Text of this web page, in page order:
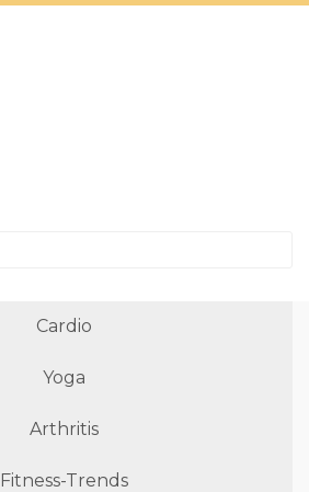
Cardio
Yoga
Arthritis
Fitness-Trends